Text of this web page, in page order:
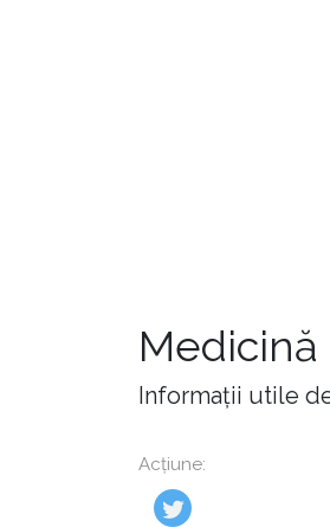
Informații utile
Acțiune: